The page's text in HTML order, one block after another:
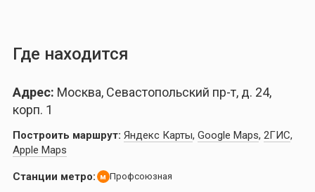
Где находится
Адрес: Москва, Севастопольский пр-т, д. 24,
корп. 1
Построить маршрут: Яндекс Карты, Google Maps, 2ГИС,
Apple Maps
Станции метро: м Профсоюзная